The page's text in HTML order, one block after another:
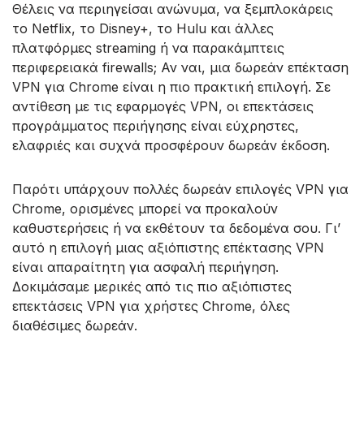
Θέλεις να περιηγείσαι ανώνυμα, να ξεμπλοκάρεις
το Netflix, το Disney+, το Hulu και άλλες
πλατφόρμες streaming ή να παρακάμπτεις
περιφερειακά firewalls; Αν ναι, μια δωρεάν επέκταση
VPN για Chrome είναι η πιο πρακτική επιλογή. Σε
αντίθεση με τις εφαρμογές VPN, οι επεκτάσεις
προγράμματος περιήγησης είναι εύχρηστες,
ελαφριές και συχνά προσφέρουν δωρεάν έκδοση.
Παρότι υπάρχουν πολλές δωρεάν επιλογές VPN για
Chrome, ορισμένες μπορεί να προκαλούν
καθυστερήσεις ή να εκθέτουν τα δεδομένα σου. Γι’
αυτό η επιλογή μιας αξιόπιστης επέκτασης VPN
είναι απαραίτητη για ασφαλή περιήγηση.
Δοκιμάσαμε μερικές από τις πιο αξιόπιστες
επεκτάσεις VPN για χρήστες Chrome, όλες
διαθέσιμες δωρεάν.